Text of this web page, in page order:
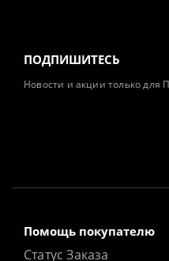
ПОДПИШИТЕСЬ
Новости и акции только для
Помощь покупателю
Статус Заказа